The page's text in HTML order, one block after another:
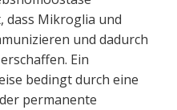
dass Mikroglia und
und dadurch
Ein
bedingt durch eine
permanente